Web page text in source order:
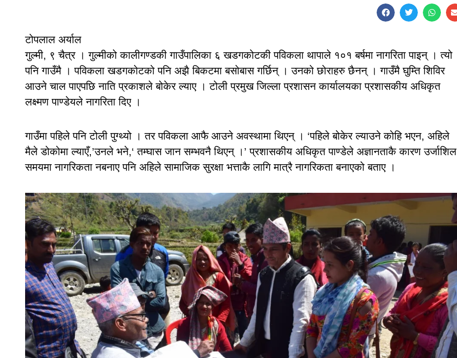
टोपलाल अर्याल
गुल्मी, ९ चैत्र । गुल्मीको कालीगण्डकी गाउँपालिका ६ खडगकोटकी पविकला थापाले १०१ बर्षमा नागरिता पाइन् । त्यो
पनि गाउँमै । पविकला खडगकोटको पनि अझै बिकटमा बसोबास गर्छिन् । उनको छोराहरु छैनन् । गाउँमै घुम्ति शिविर
आउने चाल पाएपछि नाति प्रकाशले बोकेर ल्याए । टोली प्रमुख जिल्ला प्रशासन कार्यालयका प्रशासकीय अधिकृत
लक्ष्मण पाण्डेयले नागरिता दिए ।
गाउँमा पहिले पनि टोली पुग्थ्यो । तर पविकला आफै आउने अवस्थामा थिएन् । ‘पहिले बोकेर ल्याउने कोहि भएन, अहिले
मैले डोकोमा ल्याएँ,’उनले भने,‘ तम्घास जान सम्भवनै थिएन् ।’ प्रशासकीय अधिकृत पाण्डेले अज्ञानताकै कारण उर्जाशिल
समयमा नागरिकता नबनाए पनि अहिले सामाजिक सुरक्षा भत्ताकै लागि मात्रै नागरिकता बनाएको बताए ।